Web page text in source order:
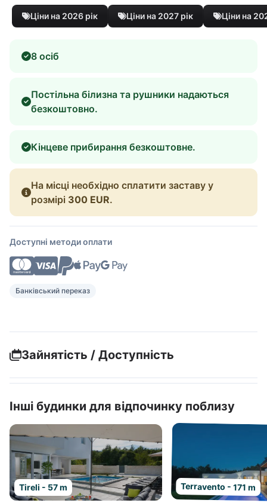
Ціни на 2026 рік Ціни на 2027 рік Ціни на
8 осіб
Постільна білизна та рушники надаються
безкоштовно.
Кінцеве прибирання безкоштовне.
На місці необхідно сплатити заставу у
розмірі 300 EUR.
Доступні методи оплати
Банківський переказ
Зайнятість / Доступність
Інші будинки для відпочинку поблизу
Tireli - 57 m Terravento - 171 m